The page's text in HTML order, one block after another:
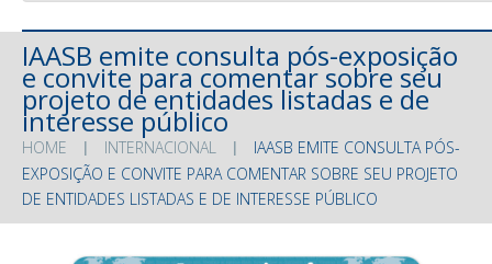
IAASB emite consulta pós-exposição
e convite para comentar sobre seu
projeto de entidades listadas e de
interesse público
HOME INTERNACIONAL
IAASB EMITE CONSULTA PÓS-
EXPOSIÇÃO E CONVITE PARA COMENTAR SOBRE SEU PROJETO
DE ENTIDADES LISTADAS E DE INTERESSE PÚBLICO